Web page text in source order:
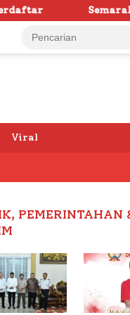
RI ke -81 di
Viral
PEMERINTAHAN